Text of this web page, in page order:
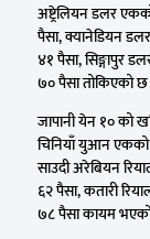
अष्ट्रेलियन डलर
पैसा, क्यानेडियन
४१ पैसा, सिङ्गापुर
७० पैसा तोकिएको छ
जापानी येन १० को
चिनियाँ युआन एकको
साउदी अरेबियन
६२ पैसा, कतारी
७८ पैसा कायम